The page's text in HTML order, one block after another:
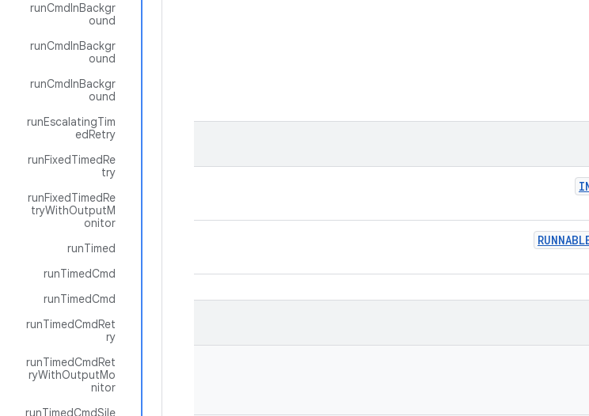
runCmdInBackgr
ound
runCmdInBackgr
ound
runCmdInBackgr
ound
runEscalatingTim
edRetry
runFixedTimedRe
try
runFixedTimedRe
tryWithOutputM
onitor
runTimed
runTimedCmd
runTimedCmd
runTimedCmdRet
ry
runTimedCmdRet
ryWithOutputMo
nitor
runTimedCmdSile